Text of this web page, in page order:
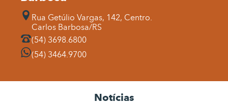
Rua Getúlio Vargas, 142, Centro.
Carlos Barbosa/RS
(54) 3698.6800
(54) 3464.9700
Notícias